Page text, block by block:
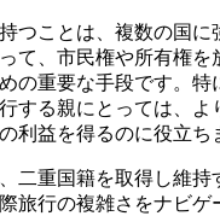
つことは、複数の国に
て、市民権や所有権を
の重要な手段です。特
する親にとっては、よ
利益を得るのに役立ち
二重国籍を取得し維持
旅行の複雑さをナビゲ